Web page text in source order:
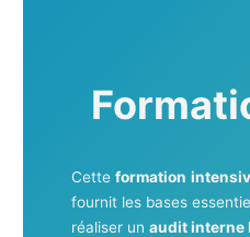
Cette formation
fournit les bases
réaliser un audit interne